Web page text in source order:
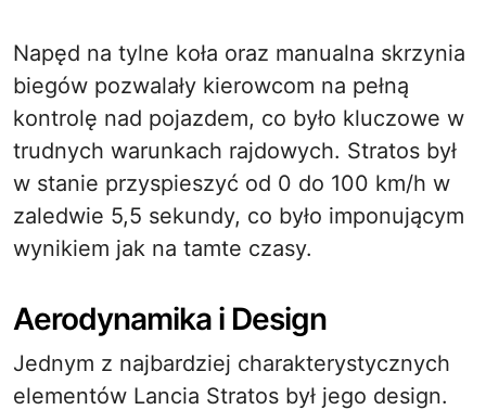
Napęd na tylne koła oraz manualna skrzynia
biegów pozwalały kierowcom na pełną
kontrolę nad pojazdem, co było kluczowe w
trudnych warunkach rajdowych. Stratos był
w stanie przyspieszyć od 0 do 100 km/h w
zaledwie 5,5 sekundy, co było imponującym
wynikiem jak na tamte czasy.
Aerodynamika i Design
Jednym z najbardziej charakterystycznych
elementów Lancia Stratos był jego design.